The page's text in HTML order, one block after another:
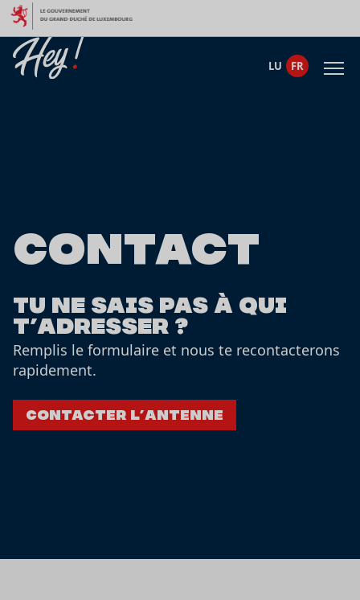
Aller au contenu
LU FR
Contact
Tu ne sais pas à qui
t’adresser ?
Remplis le formulaire et nous te recontacterons
rapidement.
Contacter l’antenne